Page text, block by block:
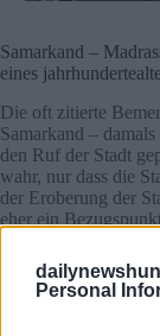
Personal
Samarkand –
eines
Die oft zitierte
Samarkand –
den Ruf der Stadt
wahr, nur dass die
der Eroberung der
eher ein
muslimischen Welt
Farben